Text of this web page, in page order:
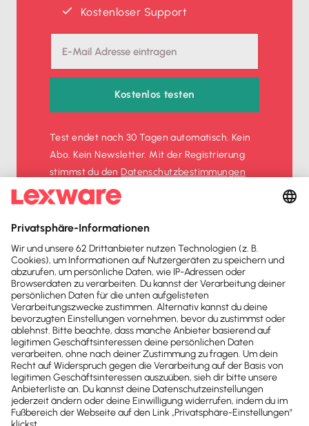
Kostenloser Support
Kostenlos testen
Test endet nach 30 Tagen automatisch. Kein
Abo. Kein Newsletter. Mit der Registrierung
stimmst du denDatenschutz­bestimmungen
und denAGBzu.
Sofort50%
Newsletter
Brandheiße
News direkt in
dein Postfach